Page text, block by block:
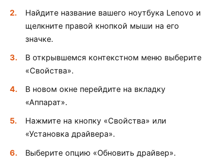
Найдите название вашего ноутбука Lenovo и
щелкните правой кнопкой мыши на его
значке.
В открывшемся контекстном меню выберите
«Свойства».
В новом окне перейдите на вкладку
«Аппарат».
Нажмите на кнопку «Свойства» или
«Установка драйвера».
Выберите опцию «Обновить драйвер».